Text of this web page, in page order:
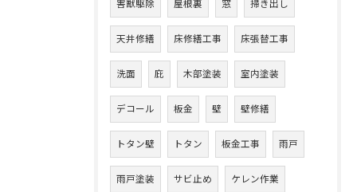
害獣駆除 屋根裏 窓 掃き出し
天井修繕 床修繕工事 床張替工事
洗面 庇 木部塗装 室内塗装
デコール 板金 壁 壁修繕
トタン壁 トタン 板金工事 雨戸
雨戸塗装 サビ止め ケレン作業